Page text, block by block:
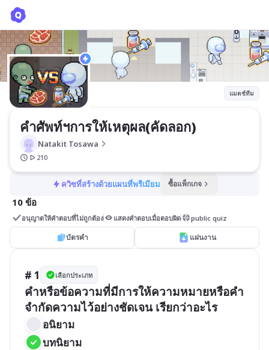
แมตช์ทีม
คำศัพท์ฯการให้เหตุผล(คัดลอก)
Natakit Tosawa
210
ควิซที่สร้างด้วยแผนที่พรีเมียม ซื้อแพ็กเกจ
10 ข้อ
อนุญาตให้คำตอบที่ไม่ถูกต้อง แสดงคำตอบเมื่อตอบผิด public quiz
บัตรคำ แผ่นงาน
# 1 เลือกประเภท
คำหรือข้อความที่มีการให้ความหมายหรือคำ
จำกัดความไว้อย่างชัดเจน เรียกว่าอะไร
อนิยาม
บทนิยาม